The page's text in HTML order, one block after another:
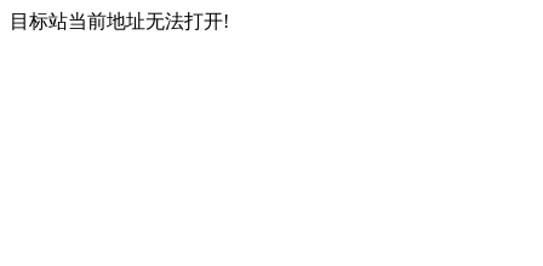
目标站当前地址无法打开!